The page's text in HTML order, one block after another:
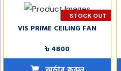
STOCK OUT
VIS PRIME CEILING FAN
৳ 4800